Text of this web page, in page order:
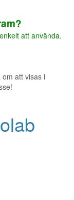
att använda.
att visas i